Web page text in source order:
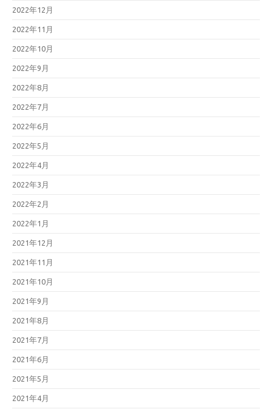
2022年12月
2022年11月
2022年10月
2022年9月
2022年8月
2022年7月
2022年6月
2022年5月
2022年4月
2022年3月
2022年2月
2022年1月
2021年12月
2021年11月
2021年10月
2021年9月
2021年8月
2021年7月
2021年6月
2021年5月
2021年4月